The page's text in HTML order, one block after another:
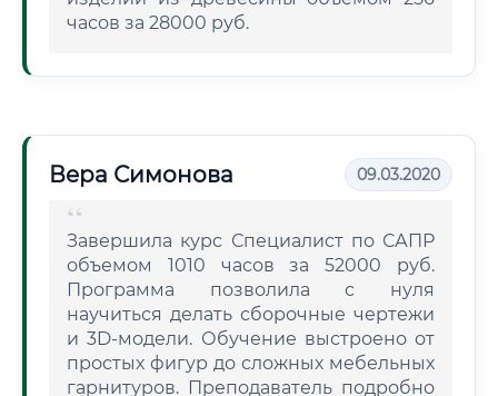
часов за 28000 руб.
Вера Симонова 09.03.2020
Завершила курс Специалист по САПР
объемом 1010 часов за 52000 руб.
Программа позволила с нуля
научиться делать сборочные чертежи
и 3D-модели. Обучение выстроено от
простых фигур до сложных мебельных
гарнитуров. Преподаватель подробно